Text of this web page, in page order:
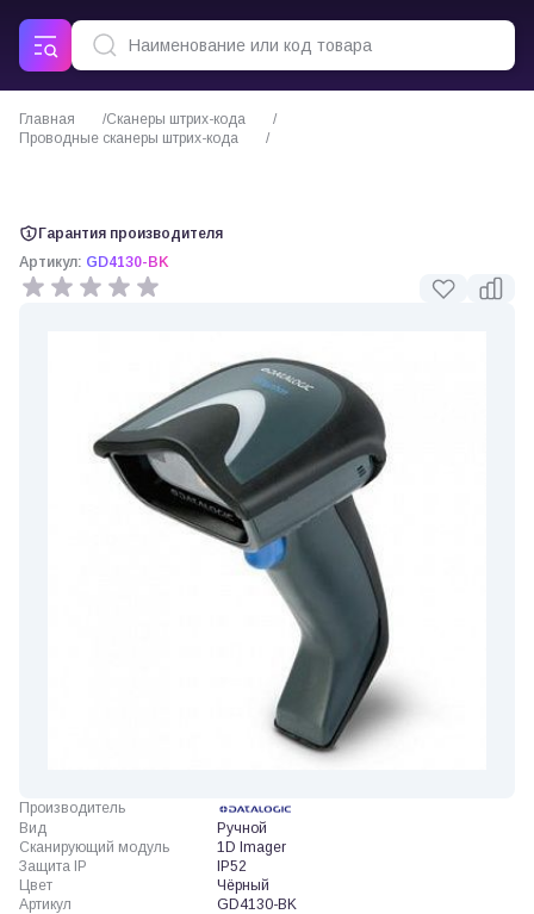
Главная
Сканеры штрих-кода
Проводные сканеры штрих-кода
Гарантия производителя
Артикул: GD4130-BK
Производитель
Вид
Ручной
Сканирующий модуль
1D Imager
Защита IP
IP52
Цвет
Чёрный
Артикул
GD4130-BK